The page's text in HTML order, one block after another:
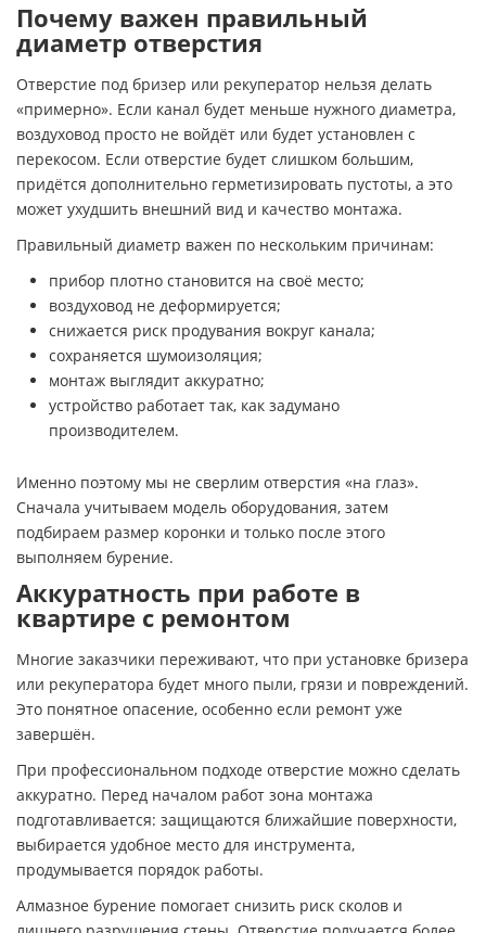
Почему важен правильный
диаметр отверстия
Отверстие под бризер или рекуператор нельзя делать
«примерно». Если канал будет меньше нужного диаметра,
воздуховод просто не войдёт или будет установлен с
перекосом. Если отверстие будет слишком большим,
придётся дополнительно герметизировать пустоты, а это
может ухудшить внешний вид и качество монтажа.
Правильный диаметр важен по нескольким причинам:
прибор плотно становится на своё место;
воздуховод не деформируется;
снижается риск продувания вокруг канала;
сохраняется шумоизоляция;
монтаж выглядит аккуратно;
устройство работает так, как задумано
производителем.
Именно поэтому мы не сверлим отверстия «на глаз».
Сначала учитываем модель оборудования, затем
подбираем размер коронки и только после этого
выполняем бурение.
Аккуратность при работе в
квартире с ремонтом
Многие заказчики переживают, что при установке бризера
или рекуператора будет много пыли, грязи и повреждений.
Это понятное опасение, особенно если ремонт уже
завершён.
При профессиональном подходе отверстие можно сделать
аккуратно. Перед началом работ зона монтажа
подготавливается: защищаются ближайшие поверхности,
выбирается удобное место для инструмента,
продумывается порядок работы.
Алмазное бурение помогает снизить риск сколов и